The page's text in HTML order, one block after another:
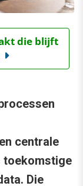
die blijft
centrale
toekomstige
Die